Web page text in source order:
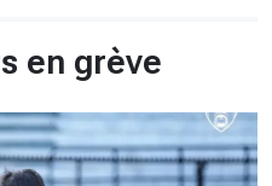
en grève